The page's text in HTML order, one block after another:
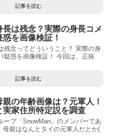
記事を読む
長は残念？実際の身長コメ
を画像検証！
残念ってどういうこと？ 実際の身
疑惑を画像検証！ 今回は、正統
記事を読む
の年齢画像は？元軍人！
実家住所特定説を調査
ープ「SnowMan」のメンバーであ
母親はなんとタイの元軍人だとか(